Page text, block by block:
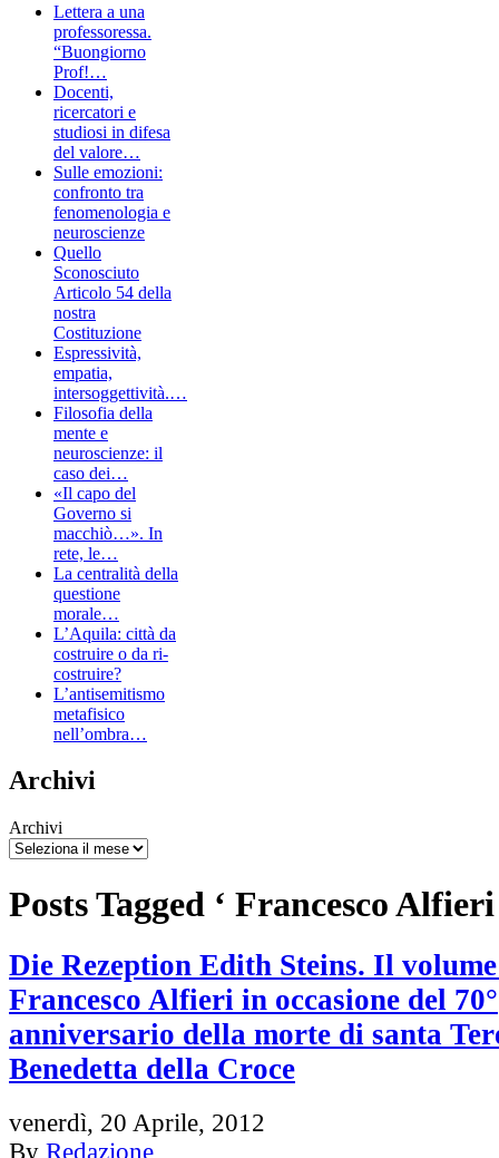
Lettera a una
professoressa.
“Buongiorno
Prof!…
Docenti,
ricercatori e
studiosi in difesa
del valore…
Sulle emozioni:
confronto tra
fenomenologia e
neuroscienze
Quello
Sconosciuto
Articolo 54 della
nostra
Costituzione
Espressività,
empatia,
intersoggettività.…
Filosofia della
mente e
neuroscienze: il
caso dei…
«Il capo del
Governo si
macchiò…». In
rete, le…
La centralità della
questione
morale…
L’Aquila: città da
costruire o da ri-
costruire?
L’antisemitismo
metafisico
nell’ombra…
Archivi
Archivi
Posts Tagged ‘ Francesco Alfieri
Die Rezeption Edith Steins. Il
Francesco Alfieri in occasione del 70°
anniversario della morte di santa
Benedetta della Croce
venerdì, 20 Aprile, 2012
By Redazione